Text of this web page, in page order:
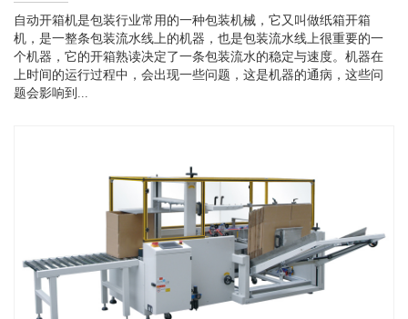
自动开箱机是包装行业常用的一种包装机械，它又叫做纸箱开箱
机，是一整条包装流水线上的机器，也是包装流水线上很重要的一
个机器，它的开箱熟读决定了一条包装流水的稳定与速度。机器在
上时间的运行过程中，会出现一些问题，这是机器的通病，这些问
题会影响到...